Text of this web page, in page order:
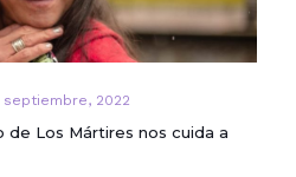
septiembre, 2022
de Los Mártires nos cuida a